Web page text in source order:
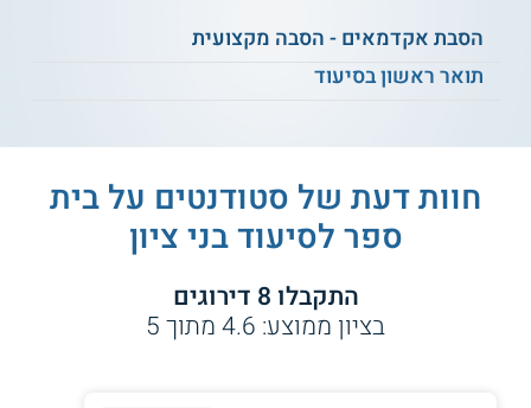
** לתשומת לבך נכונות המידע עלולה להשתנות
הסבת אקדמאים - הסבה מקצועית
תואר ראשון בסיעוד
חוות דעת של סטודנטים עלבית
ספר לסיעוד בני ציון
התקבלו 8 דירוגים
בציון ממוצע: 4.6מתוך5